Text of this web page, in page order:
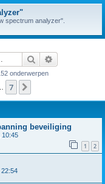
spectrum analyzer".
Zoek
onderwerpen
7
beveiliging
10:45
1 2